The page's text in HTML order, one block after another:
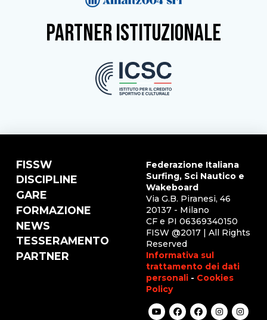
partner istituzionale
FISSW
DISCIPLINE
GARE
FORMAZIONE
NEWS
TESSERAMENTO
PARTNER
Federazione Italiana
Surfing, Sci Nautico e
Wakeboard
Via G.B. Piranesi, 46
20137 - Milano
CF e PI 06369340150
FISW @2017 | All Rights
Reserved
Informativa sul
trattamento dei dati
personali - Cookies
Policy